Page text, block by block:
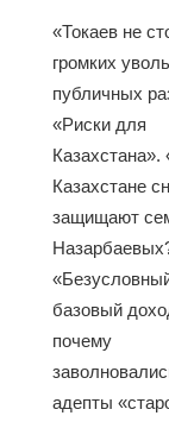
«Токаев не
громких
публичных
«Риски для
Казахстана».
Казахстане
защищают
базовый
почему
адепты